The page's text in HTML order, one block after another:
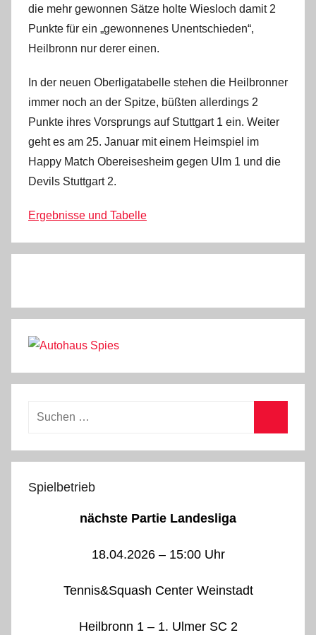
die mehr gewonnen Sätze holte Wiesloch damit 2
Punkte für ein „gewonnenes Unentschieden“,
Heilbronn nur derer einen.
In der neuen Oberligatabelle stehen die Heilbronner
immer noch an der Spitze, büßten allerdings 2
Punkte ihres Vorsprungs auf Stuttgart 1 ein. Weiter
geht es am 25. Januar mit einem Heimspiel im
Happy Match Obereisesheim gegen Ulm 1 und die
Devils Stuttgart 2.
Ergebnisse und Tabelle
Suchen
Spielbetrieb
nächste Partie Landesliga
18.04.2026 – 15:00 Uhr
Tennis&Squash Center Weinstadt
Heilbronn 1 – 1. Ulmer SC 2